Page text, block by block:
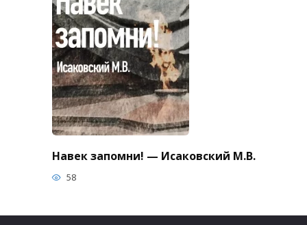
Навек запомни! — Исаковский М.В.
58